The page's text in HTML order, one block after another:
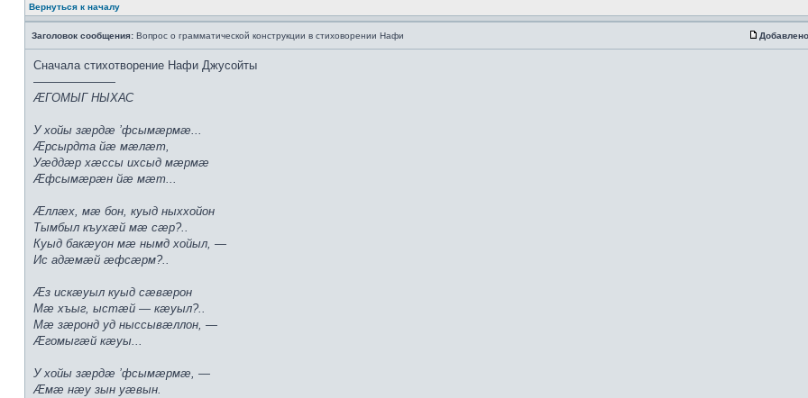
Вернуться к началу
Заголовок сообщения: Вопрос о грамматической конструкции в стиховорении Нафи
Сначала стихотворение Нафи Джусойты
———————
ÆГОМЫГ НЫХАС
У хойы зæрдæ ’фсымæрмæ...
Æрсырдта йæ мæлæт,
Уæддæр хæссы ихсыд мæрмæ
Æфсымæрæн йæ мæт...
Æллæх, мæ бон, куыд ныххойон
Тымбыл къухæй мæ сæр?..
Куыд бакæуон мæ нымд хойыл, —
Ис адæмæй æфсæрм?..
Æз искæуыл куыд сæвæрон
Мæ хъыг, ыстæй — кæуыл?..
Мæ зæронд уд ныссывæллон, —
Æгомыгæй кæуы...
У хойы зæрдæ ’фсымæрмæ, —
Æмæ нæу зын уæвын.